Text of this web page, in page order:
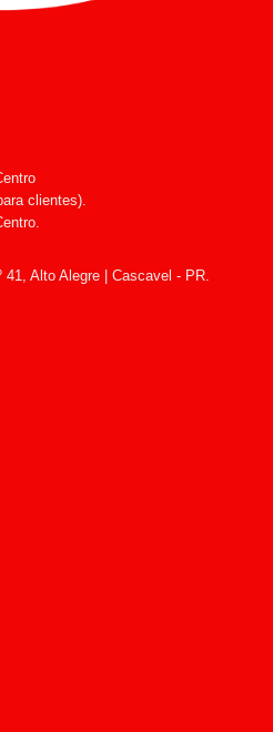
clientes).
Alto Alegre | Cascavel - PR.